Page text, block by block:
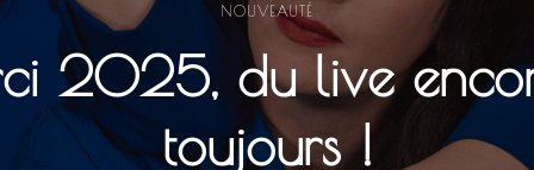
NOUVEAUTÉ
2025, du live
toujours !